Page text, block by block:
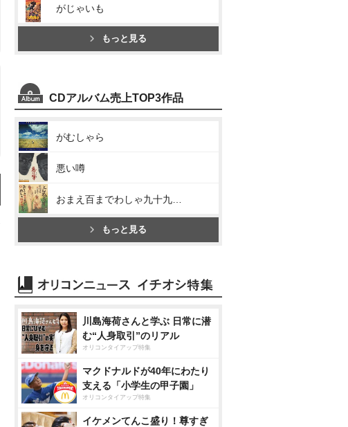
がじゃいも
もっと見る
CDアルバム売上TOP3作品
がむしゃら
悪い噂
もっと見る
川島海荷さんと学ぶ 日常に潜
む“人身取引”のリアル
オリコンタイアップ特集
マクドナルドが40年にわたり
支える「小学生の甲子園」
オリコンタイアップ特集
イケメンてんこ盛り！尊すぎ